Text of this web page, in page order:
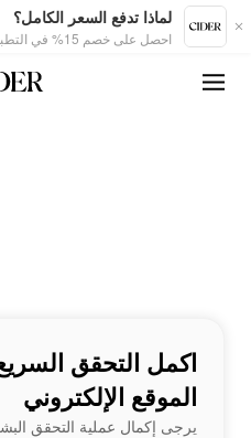
لماذا تدفع السعر الكامل؟
احصل على خصم 15% في التطبيق
اكمل التحقق
الموقع الإلكتروني
يرجى إكمال عملية التحقق